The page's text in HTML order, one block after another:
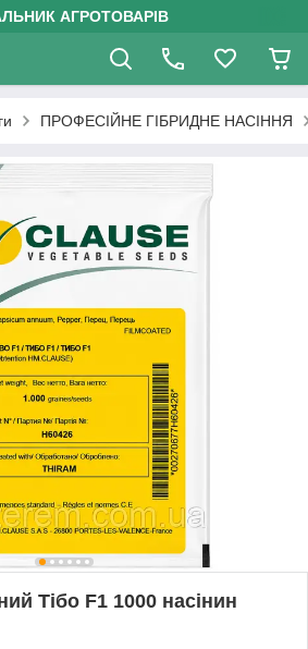
АГРОТОВАРІВ
ПРОФЕСІЙНЕ ГІБРИДНЕ НАСІННЯ
Тібо F1 1000 насінин